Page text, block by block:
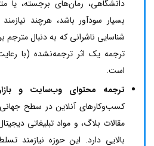
دانشگاهی، رمان‌های برجسته، یا
بسیار سودآور باشد، هرچند
شناسایی ناشرانی که به دنبال مترجم
ترجمه یک اثر ترجمه‌نشده (با
است.
ترجمه محتوای وب‌سایت و
کسب‌وکارهای آنلاین در سطح
مقالات بلاگ، و مواد تبلیغاتی
بالایی دارد. این حوزه نیازمند